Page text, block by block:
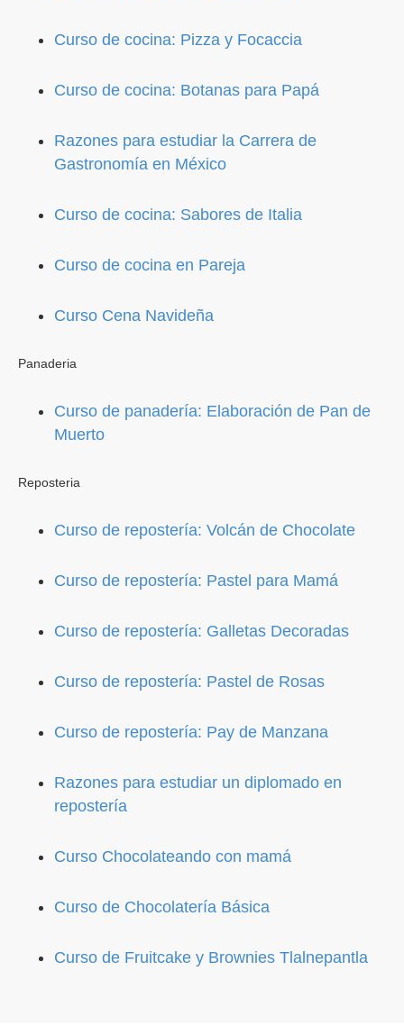
Curso de cocina: Pizza y Focaccia
Curso de cocina: Botanas para Papá
Razones para estudiar la Carrera de
Gastronomía en México
Curso de cocina: Sabores de Italia
Curso de cocina en Pareja
Curso Cena Navideña
Panaderia
Curso de panadería: Elaboración de Pan de
Muerto
Reposteria
Curso de repostería: Volcán de Chocolate
Curso de repostería: Pastel para Mamá
Curso de repostería: Galletas Decoradas
Curso de repostería: Pastel de Rosas
Curso de repostería: Pay de Manzana
Razones para estudiar un diplomado en
repostería
Curso Chocolateando con mamá
Curso de Chocolatería Básica
Curso de Fruitcake y Brownies Tlalnepantla